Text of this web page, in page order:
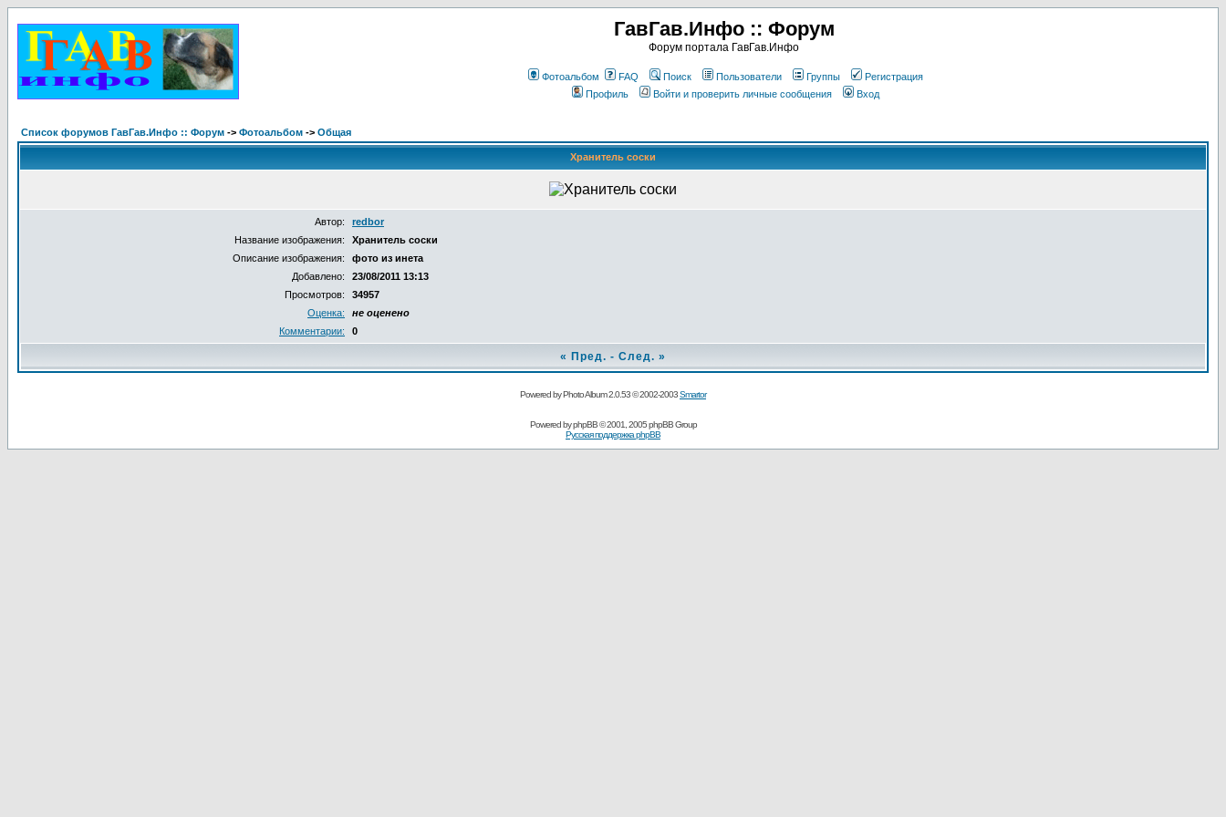
ГавГав.Инфо :: Форум
Форум портала ГавГав.Инфо
Фотоальбом FAQ Поиск Пользователи Группы
Регистрация
Профиль
Войти и проверить личные сообщения Вход
Список форумов ГавГав.Инфо :: Форум -> Фотоальбом -> Общая
Хранитель соски
Автор:
redbor
Название изображения:
Хранитель соски
Описание изображения:
фото из инета
Добавлено:
23/08/2011 13:13
Просмотров:
34957
Оценка:
не оценено
Комментарии:
0
« Пред. - След. »
Powered by Photo Album 2.0.53 © 2002-2003Smartor
Powered byphpBB© 2001, 2005 phpBB Group
Русская поддержка phpBB